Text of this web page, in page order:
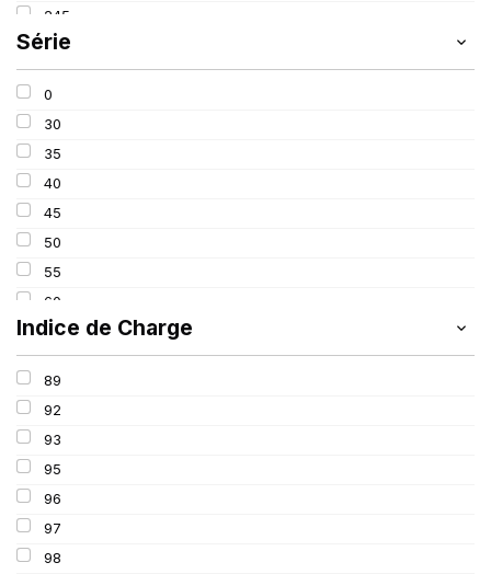
245
255
265
275
285
295
305
315
325
Série
0
30
35
40
45
50
55
60
65
70
75
80
85
100
Indice de Charge
89
92
93
95
96
97
98